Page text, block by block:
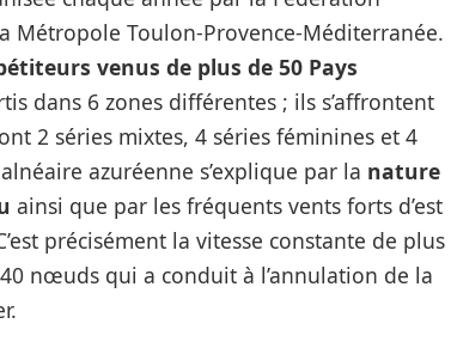
Métropole Toulon-Provence-Méditerranée.
venus de plus de 50 Pays
dans 6 zones différentes ; ils s’affrontent
2 séries mixtes, 4 séries féminines et 4
azuréenne s’explique par la nature
ainsi que par les fréquents vents forts d’est
précisément la vitesse constante de plus
nœuds qui a conduit à l’annulation de la